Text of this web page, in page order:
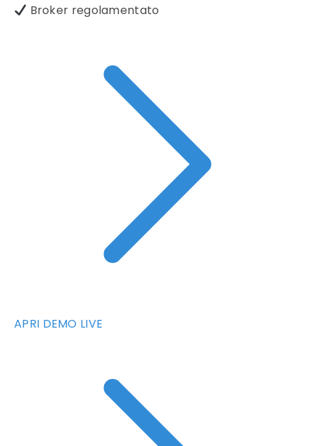
Broker regolamentato
APRI DEMO LIVE